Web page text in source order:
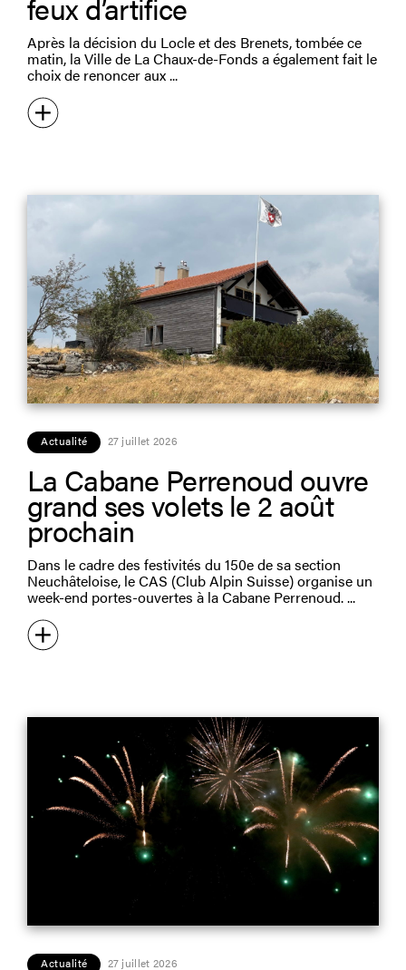
Après la décision du Locle et des Brenets, tombée ce
matin, la Ville de La Chaux-de-Fonds a également fait le
choix de renoncer aux
Actualité 27 juillet 2026
La Cabane Perrenoud ouvre
grand ses volets le 2 août
prochain
Dans le cadre des festivités du 150e de sa section
Neuchâteloise, le CAS (Club Alpin Suisse) organise un
week-end portes-ouvertes à la Cabane Perrenoud.
Actualité 27 juillet 2026